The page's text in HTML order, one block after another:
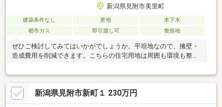
新潟県見附市美里町
建築条件なし 更地
本下水
都市ガス
即引渡し可 整形地
ぜひご検討してみてはいかがでしょうか。平坦地なので、擁壁・
造成費用を削減できます。こちらの住宅用地は周囲も環境も整っ
ったりの土地がこちらです。建築条件なしなので、建物の間取り
も自分で考えることが可能で、建築についてじっくり考えられま
す。土地面積は281.71㎡(実測)となっています。一定の病院や老
人福祉センターなどの医療福祉施設、さらに小規模な店舗や飲食
新潟県見附市新町１ 230万円